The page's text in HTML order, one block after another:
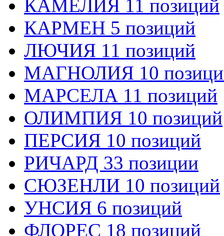
КАМЕЛИЯ 11 позиций
КАРМЕН 5 позиций
ЛЮЧИЯ 11 позиций
МАГНОЛИЯ 10
МАРСЕЛА 11 позиций
ОЛИМПИЯ 10 позиций
ПЕРСИЯ 10 позиций
РИЧАРД 33 позиции
СЮЗЕНЛИ 10 позиций
УНСИЯ 6 позиций
ФЛОРЕС 18 позиций